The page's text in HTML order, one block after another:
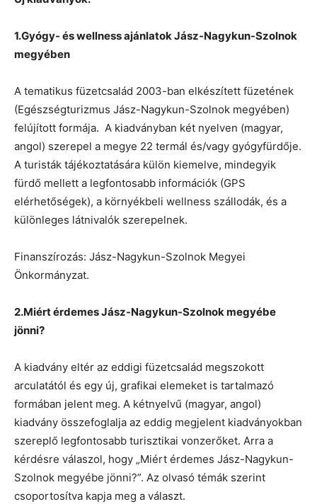
1.Gyógy- és wellness ajánlatok Jász-Nagykun-Szolnok
megyében
A tematikus füzetcsalád 2003-ban elkészített füzetének
(Egészségturizmus Jász-Nagykun-Szolnok megyében)
felújított formája. A kiadványban két nyelven (magyar,
angol) szerepel a megye 22 termál és/vagy gyógyfürdője.
A turisták tájékoztatására külön kiemelve, mindegyik
fürdő mellett a legfontosabb információk (GPS
elérhetőségek), a környékbeli wellness szállodák, és a
különleges látnivalók szerepelnek.
Finanszírozás: Jász-Nagykun-Szolnok Megyei
Önkormányzat.
2.Miért érdemes Jász-Nagykun-Szolnok megyébe
jönni?
A kiadvány eltér az eddigi füzetcsalád megszokott
arculatától és egy új, grafikai elemeket is tartalmazó
formában jelent meg. A kétnyelvű (magyar, angol)
kiadvány összefoglalja az eddig megjelent kiadványokban
szereplő legfontosabb turisztikai vonzerőket. Arra a
kérdésre válaszol, hogy „Miért érdemes Jász-Nagykun-
Szolnok megyébe jönni?”. Az olvasó témák szerint
csoportosítva kapja meg a választ.